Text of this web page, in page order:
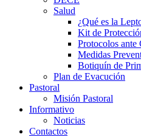
Salud
¿Qué es la
Kit de
Protocolos
Medidas
Botiquín de
Plan de Evacución
Pastoral
Misión Pastoral
Informativo
Noticias
Contactos